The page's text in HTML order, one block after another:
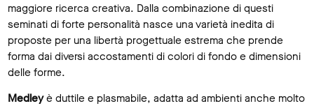
maggiore ricerca creativa. Dalla combinazione di questi
seminati di forte personalità nasce una varietà inedita di
proposte per una libertà progettuale estrema che prende
forma dai diversi accostamenti di colori di fondo e dimensioni
delle forme.
Medleyè duttile e plasmabile, adatta ad ambienti anche molto